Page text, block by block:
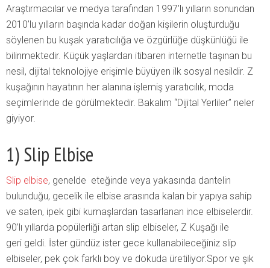
Araştırmacılar ve medya tarafından 1997’lı yılların sonundan
2010’lu yılların başında kadar doğan kişilerin oluşturduğu
söylenen bu kuşak yaratıcılığa ve özgürlüğe düşkünlüğü ile
bilinmektedir. Küçük yaşlardan itibaren internetle taşınan bu
nesil, dijital teknolojiye erişimle büyüyen ilk sosyal nesildir. Z
kuşağının hayatının her alanına işlemiş yaratıcılık, moda
seçimlerinde de görülmektedir. Bakalım “Dijital Yerliler” neler
giyiyor.
1) Slip Elbise
Slip elbise, genelde eteğinde veya yakasında dantelin
bulunduğu, gecelik ile elbise arasında kalan bir yapıya sahip
ve saten, ipek gibi kumaşlardan tasarlanan ince elbiselerdir.
90’lı yıllarda popülerliği artan slip elbiseler, Z Kuşağı ile
geri geldi. İster gündüz ister gece kullanabileceğiniz slip
elbiseler, pek çok farklı boy ve dokuda üretiliyor.Spor ve şık